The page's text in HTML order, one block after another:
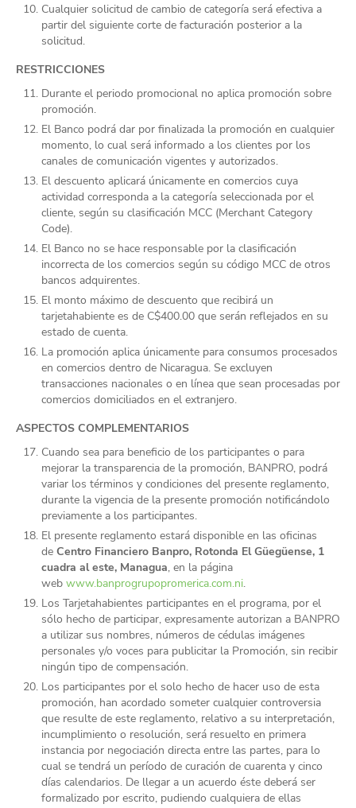
Cualquier solicitud de cambio de categoría será efectiva a
partir del siguiente corte de facturación posterior a la
solicitud.
RESTRICCIONES
Durante el periodo promocional no aplica promoción sobre
promoción.
El Banco podrá dar por finalizada la promoción en cualquier
momento, lo cual será informado a los clientes por los
canales de comunicación vigentes y autorizados.
El descuento aplicará únicamente en comercios cuya
actividad corresponda a la categoría seleccionada por el
cliente, según su clasificación MCC (Merchant Category
Code).
El Banco no se hace responsable por la clasificación
incorrecta de los comercios según su código MCC de otros
bancos adquirentes.
El monto máximo de descuento que recibirá un
tarjetahabiente es de C$400.00 que serán reflejados en su
estado de cuenta.
La promoción aplica únicamente para consumos procesados
en comercios dentro de Nicaragua. Se excluyen
transacciones nacionales o en línea que sean procesadas por
comercios domiciliados en el extranjero.
ASPECTOS COMPLEMENTARIOS
Cuando sea para beneficio de los participantes o para
mejorar la transparencia de la promoción, BANPRO, podrá
variar los términos y condiciones del presente reglamento,
durante la vigencia de la presente promoción notificándolo
previamente a los participantes.
El presente reglamento estará disponible en las oficinas
de Centro Financiero Banpro, Rotonda El Güegüense, 1
cuadra al este, Managua, en la página
web www.banprogrupopromerica.com.ni.
Los Tarjetahabientes participantes en el programa, por el
sólo hecho de participar, expresamente autorizan a BANPRO
a utilizar sus nombres, números de cédulas imágenes
personales y/o voces para publicitar la Promoción, sin recibir
ningún tipo de compensación.
Los participantes por el solo hecho de hacer uso de esta
promoción, han acordado someter cualquier controversia
que resulte de este reglamento, relativo a su interpretación,
incumplimiento o resolución, será resuelto en primera
instancia por negociación directa entre las partes, para lo
cual se tendrá un período de curación de cuarenta y cinco
días calendarios. De llegar a un acuerdo éste deberá ser
formalizado por escrito, pudiendo cualquiera de ellas